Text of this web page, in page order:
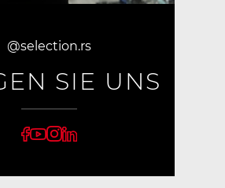
@selection.rs
SIE UNS